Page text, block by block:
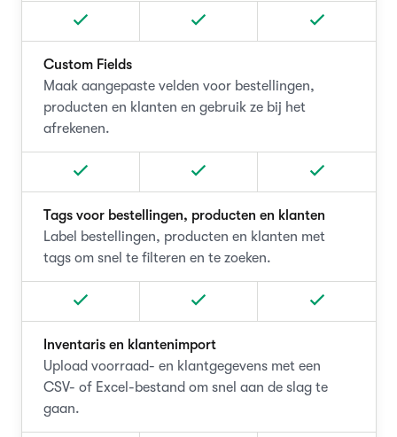
Custom Fields
Maak aangepaste velden voor bestellingen,
producten en klanten en gebruik ze bij het
afrekenen.
Tags voor bestellingen, producten en klanten
Label bestellingen, producten en klanten met
tags om snel te filteren en te zoeken.
Inventaris en klantenimport
Upload voorraad- en klantgegevens met een
CSV- of Excel-bestand om snel aan de slag te
gaan.